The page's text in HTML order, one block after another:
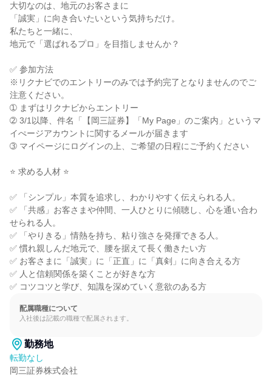
大切なのは、地元のお客さまに
「誠実」に向き合いたいという気持ちだけ。
私たちと一緒に、
地元で「選ばれるプロ」を目指しませんか？
✅ 参加方法
※リクナビでのエントリーのみでは予約完了となりませんのでご
注意ください。
➀ まずはリクナビからエントリー
➁ 3/1以降、件名「【岡三証券】「My Page」のご案内」というマ
イぺージアカウントに関するメールが届きます
➂ マイページにログインの上、ご希望の日程にご予約ください
⭐ 求める人材 ⭐
✅ 「シンプル」本質を追求し、わかりやすく伝えられる人。
✅ 「共感」お客さまや仲間、一人ひとりに傾聴し、心を通い合わ
せられる人。
✅ 「やりきる」情熱を持ち、粘り強さを発揮できる人。
✅ 慣れ親しんだ地元で、腰を据えて長く働きたい方
✅ お客さまに「誠実」に「正直」に「真剣」に向き合える方
✅ 人と信頼関係を築くことが好きな方
✅ コツコツと学び、知識を深めていく意欲のある方
配属職種について
入社後は記載の職種で配属されます。
勤務地
転勤なし
岡三証券株式会社